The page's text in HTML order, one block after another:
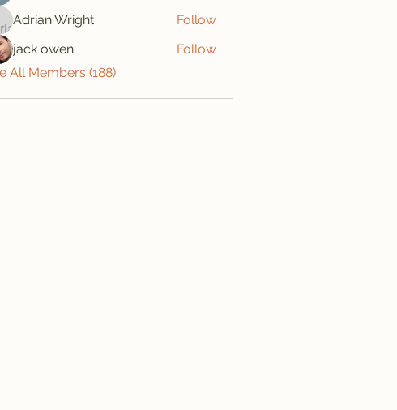
Adrian Wright
Follow
jack owen
Follow
All Members (188)